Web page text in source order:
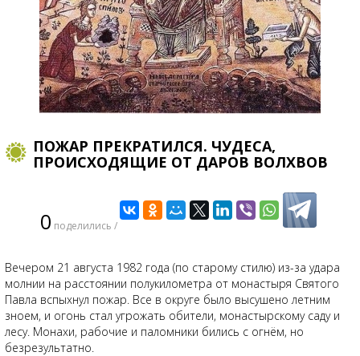
ПОЖАР ПРЕКРАТИЛСЯ. ЧУДЕСА,
ПРОИСХОДЯЩИЕ ОТ ДАРОВ ВОЛХВОВ
0 поделились /
Вечером 21 августа 1982 года (по старому стилю) из-за удара
молнии на расстоянии полукилометра от монастыря Святого
Павла вспыхнул пожар. Все в округе было высушено летним
зноем, и огонь стал угрожать обители, монастырскому саду и
лесу. Монахи, рабочие и паломники бились с огнём, но
безрезультатно.